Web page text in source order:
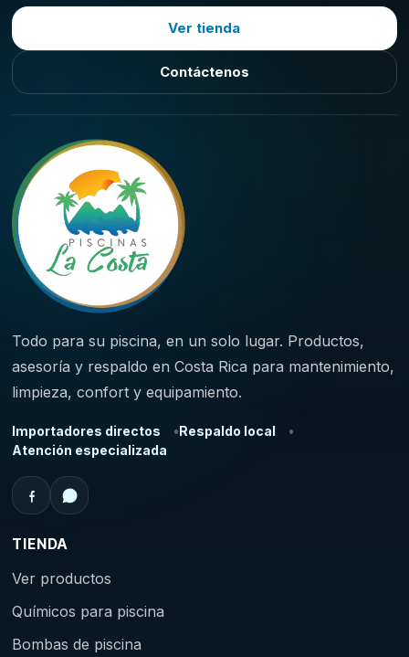
Ver tienda
Contáctenos
Todo para su piscina, en un solo lugar. Productos,
asesoría y respaldo en Costa Rica para mantenimiento,
limpieza, confort y equipamiento.
Importadores directos
Respaldo local
Atención especializada
TIENDA
Ver productos
Químicos para piscina
Bombas de piscina